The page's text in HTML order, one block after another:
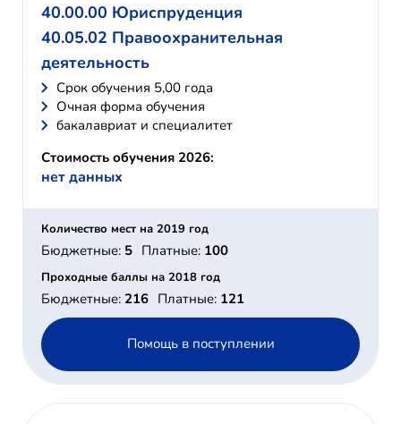
40.00.00 Юриспруденция
40.05.02 Правоохранительная
деятельность
Cрок обучения 5,00 года
Очная форма обучения
бакалавриат и специалитет
Стоимость обучения 2026:
нет данных
Количество мест на 2019 год
Бюджетные: 5 Платные: 100
Проходные баллы на 2018 год
Бюджетные: 216 Платные: 121
Помощь в поступлении